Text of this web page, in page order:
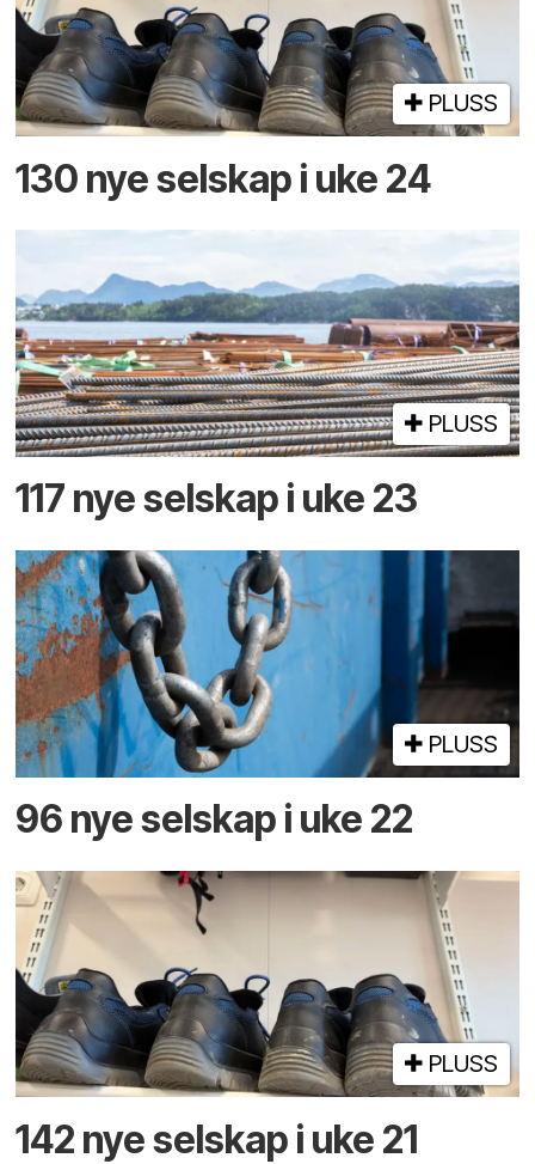
PLUSS
130 nye selskap i uke 24
PLUSS
117 nye selskap i uke 23
PLUSS
96 nye selskap i uke 22
PLUSS
142 nye selskap i uke 21